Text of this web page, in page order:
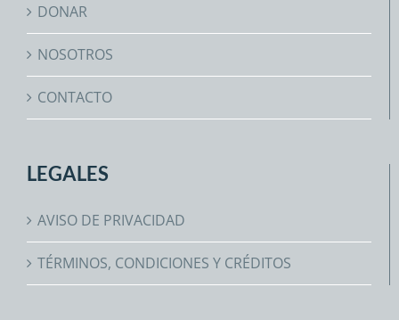
DONAR
NOSOTROS
CONTACTO
LEGALES
AVISO DE PRIVACIDAD
TÉRMINOS, CONDICIONES Y CRÉDITOS